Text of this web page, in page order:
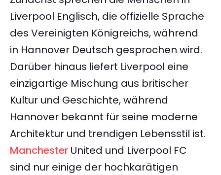
Liverpool Englisch, die offizielle Sprache
des Vereinigten Königreichs, während
in Hannover Deutsch gesprochen wird.
Darüber hinaus liefert Liverpool eine
einzigartige Mischung aus britischer
Kultur und Geschichte, während
Hannover bekannt für seine moderne
Architektur und trendigen Lebensstil ist.
Manchester United und Liverpool FC
sind nur einige der hochkarätigen